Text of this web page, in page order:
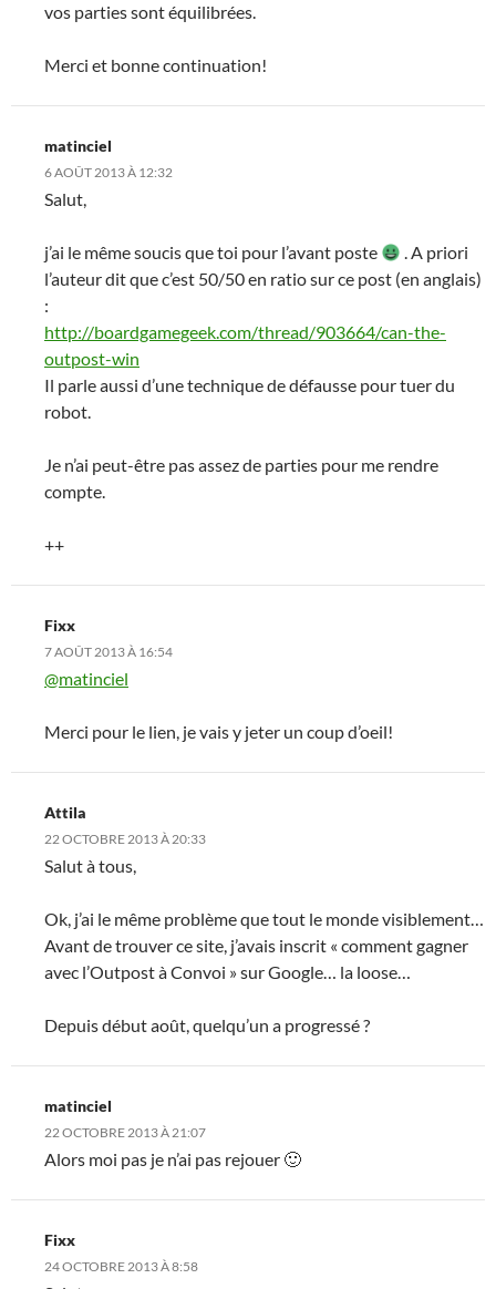
vos parties sont équilibrées.
Merci et bonne continuation!
matinciel
6 AOÛT 2013 À 12:32
Salut,
j’ai le même soucis que toi pour l’avant poste
. A priori
l’auteur dit que c’est 50/50 en ratio sur ce post (en anglais)
:
http://boardgamegeek.com/thread/903664/can-the-
outpost-win
Il parle aussi d’une technique de défausse pour tuer du
robot.
Je n’ai peut-être pas assez de parties pour me rendre
compte.
++
Fixx
7 AOÛT 2013 À 16:54
@matinciel
Merci pour le lien, je vais y jeter un coup d’oeil!
Attila
22 OCTOBRE 2013 À 20:33
Salut à tous,
Ok, j’ai le même problème que tout le monde visiblement…
Avant de trouver ce site, j’avais inscrit « comment gagner
avec l’Outpost à Convoi » sur Google… la loose…
Depuis début août, quelqu’un a progressé ?
matinciel
22 OCTOBRE 2013 À 21:07
Alors moi pas je n’ai pas rejouer 🙂
Fixx
24 OCTOBRE 2013 À 8:58